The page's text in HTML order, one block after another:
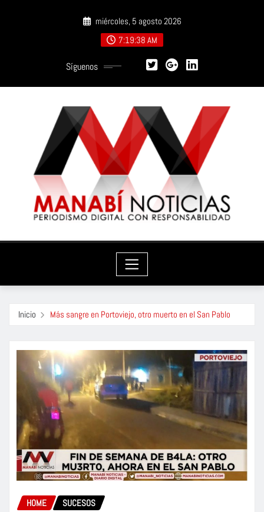
miércoles, 5 agosto 2026
7:19:39 AM
Síguenos
Inicio Más sangre en Portoviejo, otro muerto en el San Pablo
HOME SUCESOS